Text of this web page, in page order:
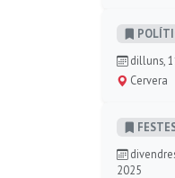
dilluns,
Cervera
2025